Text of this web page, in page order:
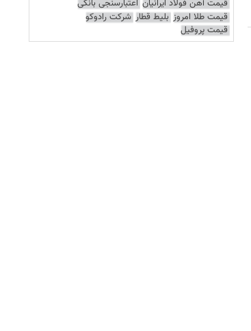
قیمت آهن فولاد ایرانیان اعتبارسنجی بانکی
قیمت طلا امروز بلیط قطار شرکت رادوکو
قیمت پروفیل